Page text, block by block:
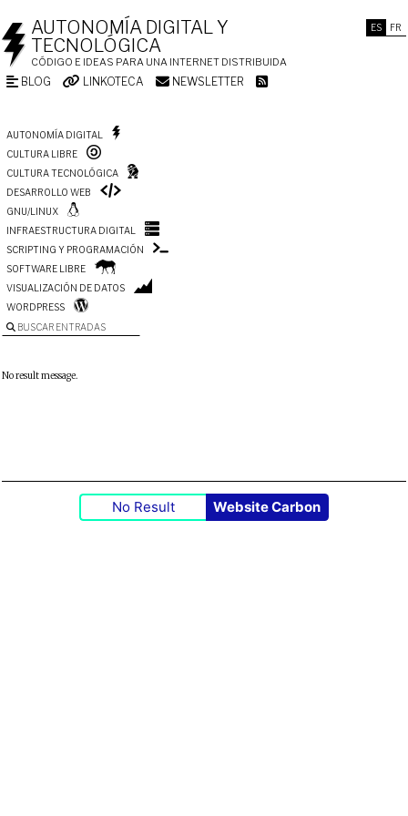
ES FR
AUTONOMÍA DIGITAL Y
TECNOLÓGICA
CÓDIGO E IDEAS PARA UNA INTERNET DISTRIBUIDA
BLOG LINKOTECA NEWSLETTER
AUTONOMÍA DIGITAL
CULTURA LIBRE
CULTURA TECNOLÓGICA
DESARROLLO WEB
GNU/LINUX
INFRAESTRUCTURA DIGITAL
SCRIPTING Y PROGRAMACIÓN
SOFTWARE LIBRE
VISUALIZACIÓN DE DATOS
WORDPRESS
BUSCAR ENTRADAS
No result message.
No Result Website Carbon